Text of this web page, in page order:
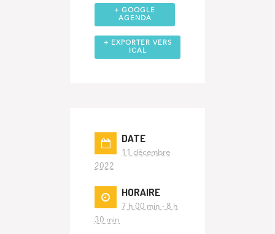
+ GOOGLE
AGENDA
+ EXPORTER VERS
ICAL
DATE
11 décembre
2022
HORAIRE
7 h 00 min - 8 h
30 min